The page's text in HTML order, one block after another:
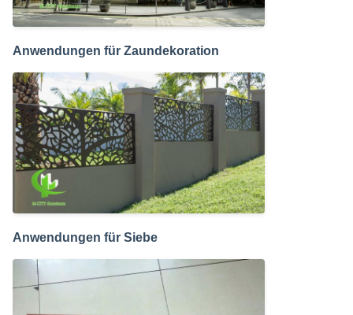
Anwendungen für Zaundekoration
Anwendungen für Siebe